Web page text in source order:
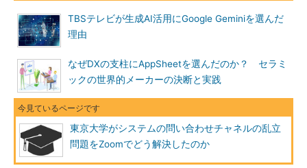
TBSテレビが生成AI活用にGoogle Geminiを選んだ
理由
なぜDXの支柱にAppSheetを選んだのか？ セラミ
ックの世界的メーカーの決断と実践
東京大学がシステムの問い合わせチャネルの乱立
問題をZoomでどう解決したのか